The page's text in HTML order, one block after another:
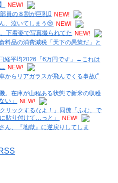
NEW!
員の８割が巨乳🫪 NEW!
、泣いてしまう😢 NEW!
下着姿で写真撮られてた NEW!
料品の消費減税「天下の愚策だ」と
経平均2026「6万円です」←これは
… NEW!
からリアガラスが飛んでくる事故(ﾟ
。在庫が山程ある状態で新米の収穫
い」
NEW!
リックするなよ！」同僚「ふむ、で
貼り付けて…っと」
NEW!
ん、『地獄』に逆戻りしてしま